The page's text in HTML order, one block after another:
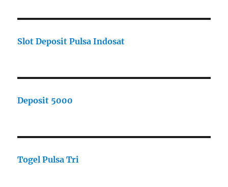
Slot Deposit Pulsa Indosat
Deposit 5000
Togel Pulsa Tri